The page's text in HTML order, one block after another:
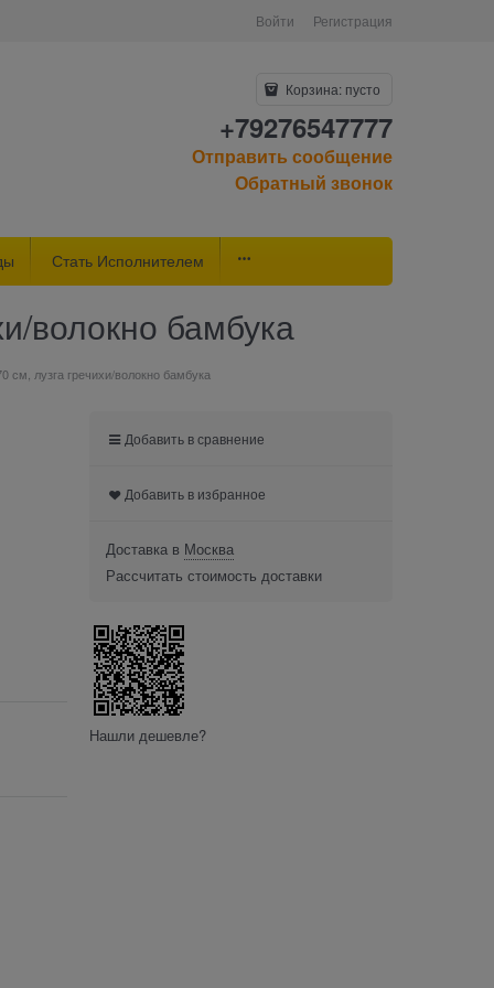
Войти Регистрация
Корзина: пусто
+79276547777
Отправить сообщение
Обратный звонок
Стать Исполнителем
волокно бамбука
лузга гречихи/волокно бамбука
Добавить в сравнение
Добавить в избранное
Доставка в Москва
Рассчитать стоимость доставки
Нашли дешевле?